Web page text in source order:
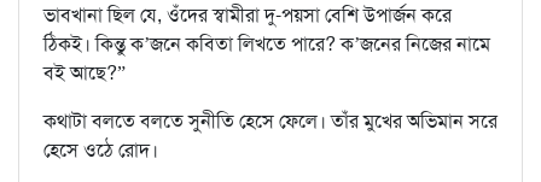
ভাবখানা ছিল যে, ওঁদের স্বামীরা দু-পয়সা বেশি উপার্জন করে
ঠিকই। কিন্তু ক’জনে কবিতা লিখতে পারে? ক’জনের নিজের নামে
বই আছে?”
কথাটা বলতে বলতে সুনীতি হেসে ফেলে। তাঁর মুখের অভিমান সরে
হেসে ওঠে রোদ।